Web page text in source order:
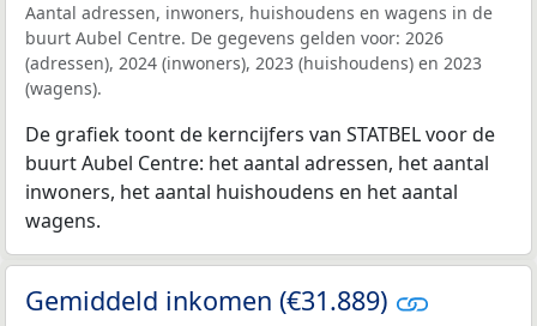
Aantal adressen, inwoners, huishoudens en wagens in de
buurt Aubel Centre. De gegevens gelden voor: 2026
(adressen), 2024 (inwoners), 2023 (huishoudens) en 2023
(wagens).
De grafiek toont de kerncijfers van STATBEL voor de
buurt Aubel Centre: het aantal adressen, het aantal
inwoners, het aantal huishoudens en het aantal
wagens.
Gemiddeld inkomen (€31.889)